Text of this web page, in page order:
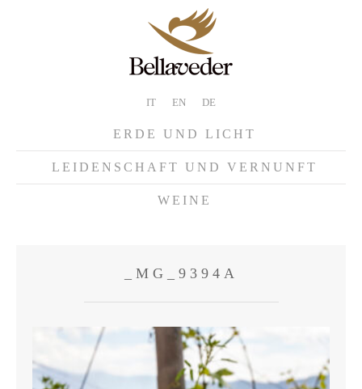
IT EN DE
ERDE UND LICHT
LEIDENSCHAFT UND VERNUNFT
WEINE
_MG_9394A